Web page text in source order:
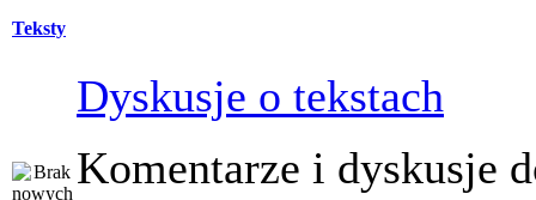
Teksty
Dyskusje o tekstach
Komentarze i dyskusje